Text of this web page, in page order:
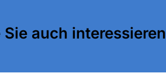
auch interessieren